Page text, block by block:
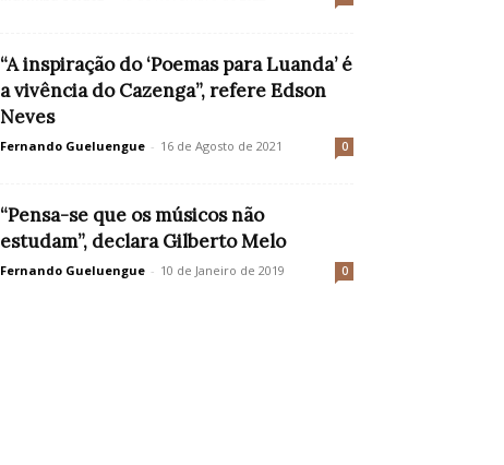
“A inspiração do ‘Poemas para Luanda’ é
a vivência do Cazenga”, refere Edson
Neves
Fernando Gueluengue - 16 de Agosto de 2021 0
“Pensa-se que os músicos não
estudam”, declara Gilberto Melo
Fernando Gueluengue - 10 de Janeiro de 2019 0